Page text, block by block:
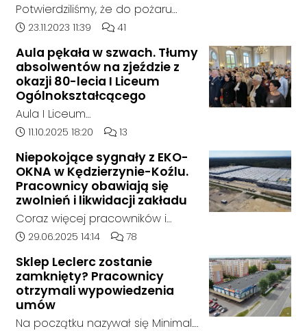
Potwierdziliśmy, że do pożaru
doszło w hali, w której nielegalnie
chemiczne.
Data dodania artykułu:
23.11.2023 11:39 Liczba komentarzy artykułu:
41
Aula pękała w szwach. Tłumy
absolwentów na zjeździe z
okazji 80-lecia I Liceum
Ogólnokształcącego
Aula I Liceum
Ogólnokształcącego im. Henryka
w sobotnie przedpołudnie
dosłownie pękała w szwach. Na
wyjątkowy zjazd absolwentów z
okazji jubileuszu 80-lecia szkoły
przyjechali ludzie z różnych
zakątków Polski i świata. W tym
roku zarejestrowało się ponad
1000 uczestników. To największy
zjazd w historii placówki.
Data dodania artykułu:
11.10.2025 18:20 Liczba komentarzy artykułu:
13
Niepokojące sygnały z EKO-
OKNA w Kędzierzynie-Koźlu.
Pracownicy obawiają się
zwolnień i likwidacji zakładu
Coraz więcej pracowników i
mieszkańców zgłasza się do
niepokojącej sytuacji w zakładzie
EKO-OKNA w Kędzierzynie-Koźlu.
Jak wynika z ich relacji, firma
miała w ostatnich tygodniach
Data dodania artykułu:
29.06.2025 14:14 Liczba komentarzy artykułu:
78
Sklep Leclerc zostanie
zamknięty? Pracownicy
otrzymali wypowiedzenia
umów
Na początku nazywał się Minimal.